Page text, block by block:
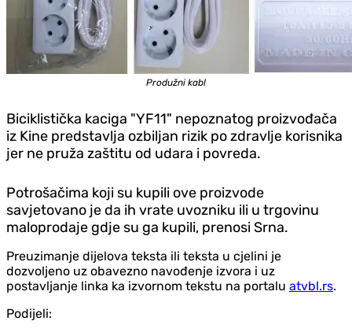
Produžni kabl
Biciklistička kaciga "YF11" nepoznatog proizvođača
iz Kine predstavlja ozbiljan rizik po zdravlje korisnika
jer ne pruža zaštitu od udara i povreda.
Potrošačima koji su kupili ove proizvode
savjetovano je da ih vrate uvozniku ili u trgovinu
maloprodaje gdje su ga kupili, prenosi Srna.
Preuzimanje dijelova teksta ili teksta u cjelini je
dozvoljeno uz obavezno navođenje izvora i uz
postavljanje linka ka izvornom tekstu na portalu atvbl.rs.
Podijeli: